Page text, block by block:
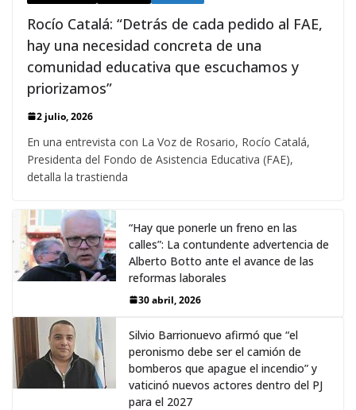
Rocío Catalá: “Detrás de cada pedido al FAE,
hay una necesidad concreta de una
comunidad educativa que escuchamos y
priorizamos”
2 julio, 2026
En una entrevista con La Voz de Rosario, Rocío Catalá,
Presidenta del Fondo de Asistencia Educativa (FAE),
detalla la trastienda
“Hay que ponerle un freno en las
calles”: La contundente advertencia de
Alberto Botto ante el avance de las
reformas laborales
30 abril, 2026
Silvio Barrionuevo afirmó que “el
peronismo debe ser el camión de
bomberos que apague el incendio” y
vaticinó nuevos actores dentro del PJ
para el 2027